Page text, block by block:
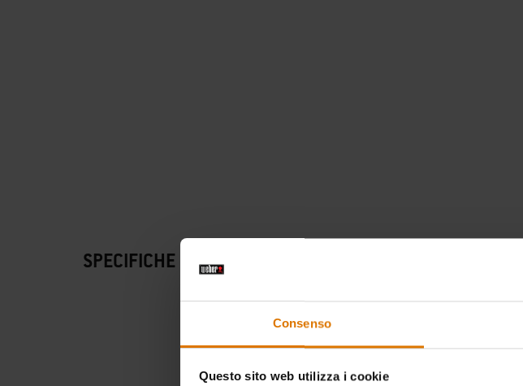
Consenso
Questo sito web utilizza i cookie
SPECIFICHE DEL BARBECUE